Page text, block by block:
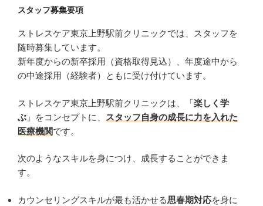
スタッフ募集要項
ストレスケア東京上野駅前クリニックでは、スタッフを
随時募集しています。
新年度からの新卒採用（資格取得見込）、年度途中から
の中途採用（経験者）ともに受け付けています。
ストレスケア東京上野駅前クリニックは、「楽しく学
ぶ 」をコンセプトに、
スタッフ自身の成長に力を入れた
医療機関です。
次のようなスキルを身につけ、成長することができま
す。
カウンセリングスキルが最も活かせる思春期対応を身に